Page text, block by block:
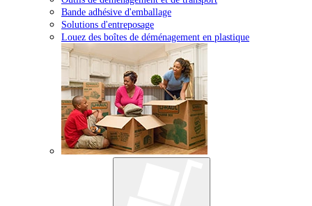
Bande adhésive d'emballage
Solutions d'entreposage
Louez des boîtes de déménagement en plastique